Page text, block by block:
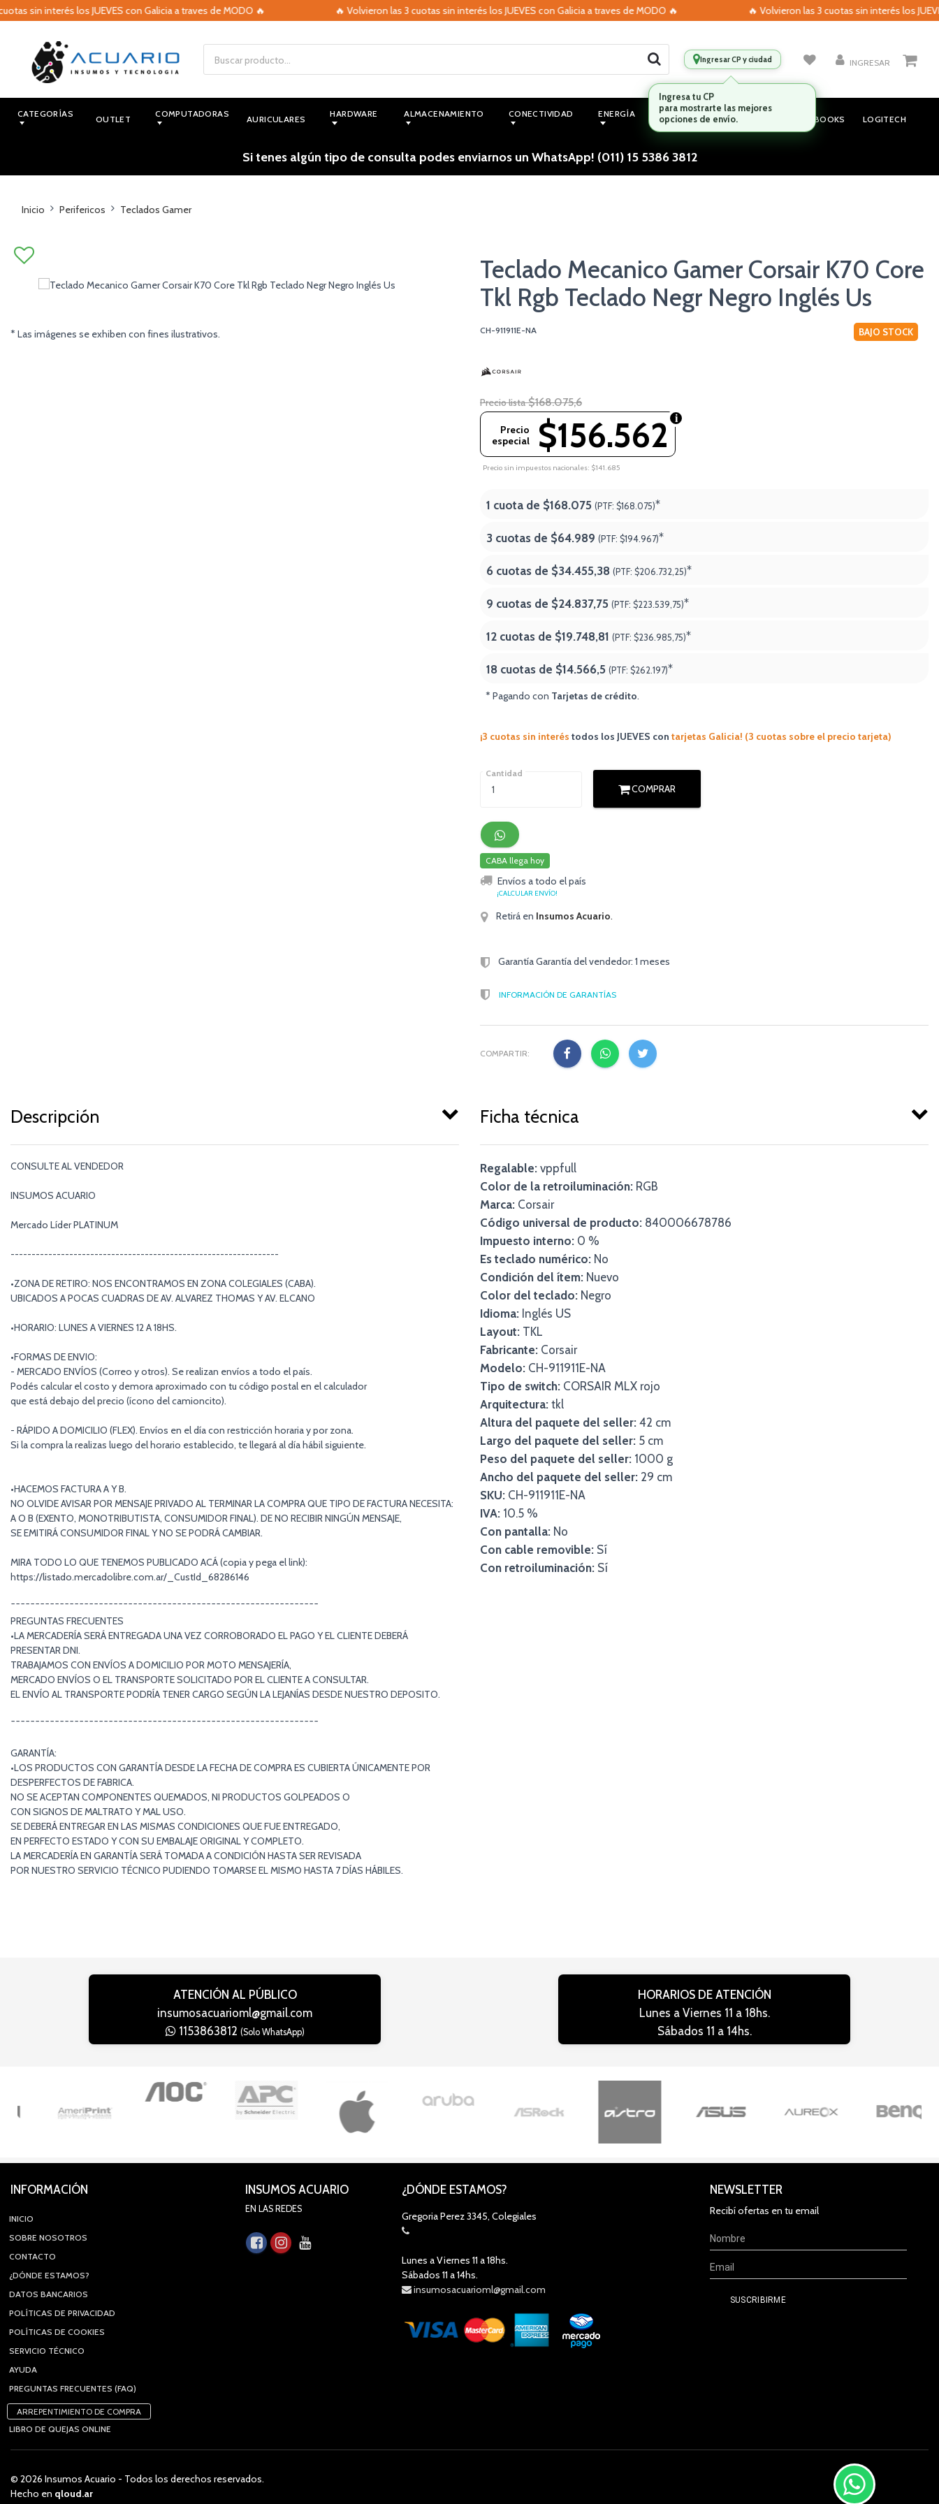
interés los JUEVES con Galicia a traves de MODO 🔥 🔥 Volvieron las 3 cuotas sin interés los JUEVES con Galicia a traves de MODO 🔥 🔥 Volvieron las 3 cuotas sin interés los JUEVES
Ingresar CP y ciudad INGRESAR
CATEGORÍAS OUTLET COMPUTADORAS AURICULARES HARDWARE ALMACENAMIENTO CONECTIVIDAD ENERGÍA MONITORES AUDIO NOTEBOOKS LOGITECH
Si tenes algún tipo de consulta podes enviarnos un WhatsApp! (011) 15 5386 3812
Inicio Perifericos Teclados Gamer
* Las imágenes se exhiben con fines ilustrativos.
Teclado Mecanico Gamer Corsair K70 Core
Tkl Rgb Teclado Negr Negro Inglés Us
CH-911911E-NA BAJO STOCK
Precio lista $168.075,6
$156.562
Precio
especial
Precio sin impuestos nacionales: $141.685
1 cuota de $168.075 (PTF: $168.075)*
3 cuotas de $64.989 (PTF: $194.967)*
6 cuotas de $34.455,38 (PTF: $206.732,25)*
9 cuotas de $24.837,75 (PTF: $223.539,75)*
12 cuotas de $19.748,81 (PTF: $236.985,75)*
18 cuotas de $14.566,5 (PTF: $262.197)*
* Pagando con Tarjetas de crédito.
¡3 cuotas sin interés todos los JUEVES con tarjetas Galicia! (3 cuotas sobre el precio tarjeta)
Cantidad
COMPRAR
CABA llega hoy
Envíos a todo el país
¡CALCULAR ENVÍO!
Retirá en Insumos Acuario.
Garantía Garantía del vendedor: 1 meses
INFORMACIÓN DE GARANTÍAS
COMPARTIR:
Descripción
CONSULTE AL VENDEDOR
INSUMOS ACUARIO
Mercado Líder PLATINUM
----------------------------------------------------------------
•ZONA DE RETIRO: NOS ENCONTRAMOS EN ZONA COLEGIALES (CABA).
UBICADOS A POCAS CUADRAS DE AV. ALVAREZ THOMAS Y AV. ELCANO
•HORARIO: LUNES A VIERNES 12 A 18HS.
•FORMAS DE ENVIO:
- MERCADO ENVÍOS (Correo y otros). Se realizan envíos a todo el país.
Podés calcular el costo y demora aproximado con tu código postal en el calculador
que está debajo del precio (ícono del camioncito).
- RÁPIDO A DOMICILIO (FLEX). Envíos en el día con restricción horaria y por zona.
Si la compra la realizas luego del horario establecido, te llegará al día hábil siguiente.
•HACEMOS FACTURA A Y B.
NO OLVIDE AVISAR POR MENSAJE PRIVADO AL TERMINAR LA COMPRA QUE TIPO DE FACTURA NECESITA:
A O B (EXENTO, MONOTRIBUTISTA, CONSUMIDOR FINAL). DE NO RECIBIR NINGÚN MENSAJE,
SE EMITIRÁ CONSUMIDOR FINAL Y NO SE PODRÁ CAMBIAR.
MIRA TODO LO QUE TENEMOS PUBLICADO ACÁ (copia y pega el link):
https://listado.mercadolibre.com.ar/_CustId_68286146
¯¯¯¯¯¯¯¯¯¯¯¯¯¯¯¯¯¯¯¯¯¯¯¯¯¯¯¯¯¯¯¯¯¯¯¯¯¯¯¯¯¯¯¯¯¯¯¯¯¯¯¯¯¯¯¯¯¯¯¯¯¯¯
PREGUNTAS FRECUENTES
•LA MERCADERÍA SERÁ ENTREGADA UNA VEZ CORROBORADO EL PAGO Y EL CLIENTE DEBERÁ
PRESENTAR DNI.
TRABAJAMOS CON ENVÍOS A DOMICILIO POR MOTO MENSAJERÍA,
MERCADO ENVÍOS O EL TRANSPORTE SOLICITADO POR EL CLIENTE A CONSULTAR.
EL ENVÍO AL TRANSPORTE PODRÍA TENER CARGO SEGÚN LA LEJANÍAS DESDE NUESTRO DEPOSITO.
¯¯¯¯¯¯¯¯¯¯¯¯¯¯¯¯¯¯¯¯¯¯¯¯¯¯¯¯¯¯¯¯¯¯¯¯¯¯¯¯¯¯¯¯¯¯¯¯¯¯¯¯¯¯¯¯¯¯¯¯¯¯¯
GARANTÍA:
•LOS PRODUCTOS CON GARANTÍA DESDE LA FECHA DE COMPRA ES CUBIERTA ÚNICAMENTE POR
DESPERFECTOS DE FABRICA.
NO SE ACEPTAN COMPONENTES QUEMADOS, NI PRODUCTOS GOLPEADOS O
CON SIGNOS DE MALTRATO Y MAL USO.
SE DEBERÁ ENTREGAR EN LAS MISMAS CONDICIONES QUE FUE ENTREGADO,
EN PERFECTO ESTADO Y CON SU EMBALAJE ORIGINAL Y COMPLETO.
LA MERCADERÍA EN GARANTÍA SERÁ TOMADA A CONDICIÓN HASTA SER REVISADA
POR NUESTRO SERVICIO TÉCNICO PUDIENDO TOMARSE EL MISMO HASTA 7 DÍAS HÁBILES.
Ficha técnica
Regalable: vppfull
Color de la retroiluminación: RGB
Marca: Corsair
Código universal de producto: 840006678786
Impuesto interno: 0 %
Es teclado numérico: No
Condición del ítem: Nuevo
Color del teclado: Negro
Idioma: Inglés US
Layout: TKL
Fabricante: Corsair
Modelo: CH-911911E-NA
Tipo de switch: CORSAIR MLX rojo
Arquitectura: tkl
Altura del paquete del seller: 42 cm
Largo del paquete del seller: 5 cm
Peso del paquete del seller: 1000 g
Ancho del paquete del seller: 29 cm
SKU: CH-911911E-NA
IVA: 10.5 %
Con pantalla: No
Con cable removible: Sí
Con retroiluminación: Sí
ATENCIÓN AL PÚBLICO
insumosacuarioml@gmail.com
1153863812 (Solo WhatsApp)
HORARIOS DE ATENCIÓN
Lunes a Viernes 11 a 18hs.
Sábados 11 a 14hs.
INFORMACIÓN
INICIO
SOBRE NOSOTROS
CONTACTO
¿DÓNDE ESTAMOS?
DATOS BANCARIOS
POLÍTICAS DE PRIVACIDAD
POLÍTICAS DE COOKIES
SERVICIO TÉCNICO
AYUDA
PREGUNTAS FRECUENTES (FAQ)
ARREPENTIMIENTO DE COMPRA
LIBRO DE QUEJAS ONLINE
INSUMOS ACUARIO
EN LAS REDES
¿DÓNDE ESTAMOS?
Gregoria Perez 3345, Colegiales
Lunes a Viernes 11 a 18hs.
Sábados 11 a 14hs.
insumosacuarioml@gmail.com
NEWSLETTER
Recibí ofertas en tu email
© 2026 Insumos Acuario - Todos los derechos reservados.
Hecho en qloud.ar